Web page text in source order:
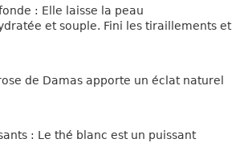
: Elle laisse la peau
et souple. Fini les tiraillements et
de Damas apporte un éclat naturel
: Le thé blanc est un puissant